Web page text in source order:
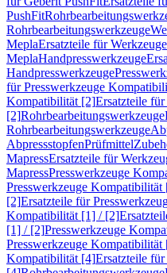
PushFit
Rohrbearbeitungswerkzeuge
MeplaErsatzteile für
MeplaHandpresswerkzeuge
Handpresswerkzeuge
für Presswerkzeuge
Kompatibilität [2]Ersatzteile
[2]Rohrbearbeitungswerkzeuge
Rohrbearbeitungswerkzeuge
AbpressstopfenPrüfmittel
MapressErsatzteile für
MapressPresswerkzeuge
Presswerkzeuge Kompatibilität
[2]Ersatzteile für
Kompatibilität [1] / [2]
[1] / [2]Presswerkzeuge
Presswerkzeuge
Kompatibilität [4]Ersatzteile